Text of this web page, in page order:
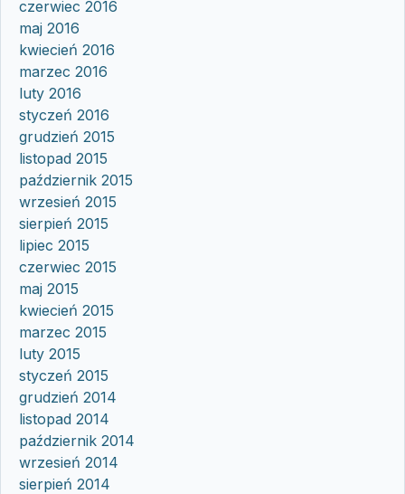
czerwiec 2016
maj 2016
kwiecień 2016
marzec 2016
luty 2016
styczeń 2016
grudzień 2015
listopad 2015
październik 2015
wrzesień 2015
sierpień 2015
lipiec 2015
czerwiec 2015
maj 2015
kwiecień 2015
marzec 2015
luty 2015
styczeń 2015
grudzień 2014
listopad 2014
październik 2014
wrzesień 2014
sierpień 2014